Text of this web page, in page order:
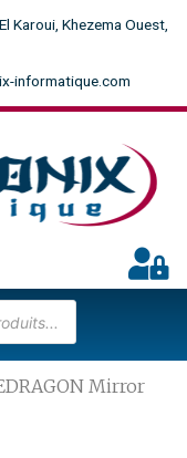
Karoui, Khezema Ouest,
informatique.com
Mirror